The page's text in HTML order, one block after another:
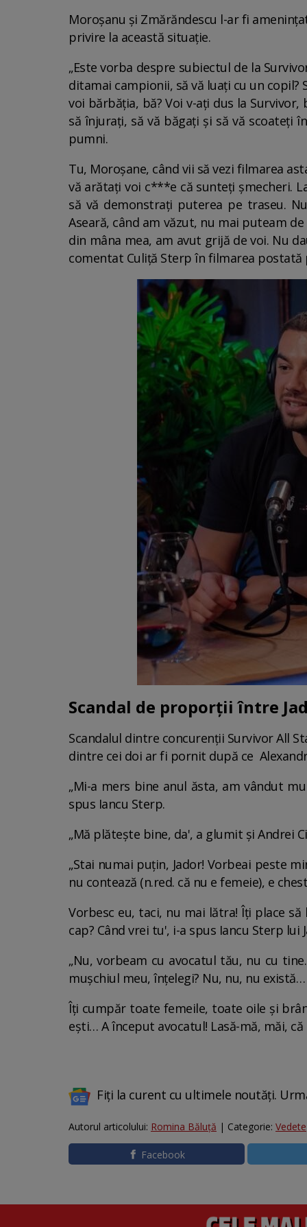
Moroșanu și Zmărăndescu l-ar fi
privire la această situație.
„Este vorba despre subiectul de la
ditamai campionii, să vă luați cu un copil?
voi bărbăția, bă? Voi v-ați dus la
să înjurați, să vă băgați și să vă scoateți
pumni.
Tu, Moroșane, când vii să vezi filmarea
vă arătați voi c***e că sunteți șmecheri.
să vă demonstrați puterea pe traseu.
Aseară, când am văzut, nu mai puteam
din mâna mea, am avut grijă de voi. Nu
comentat Culiță Sterp în filmarea postată
Scandal de proporții între
Scandalul dintre concurenții Survivor All
dintre cei doi ar fi pornit după ce
„Mi-a mers bine anul ăsta, am vândut
spus Iancu Sterp.
„Mă plătește bine, da', a glumit și Andrei
„Stai numai puțin, Jador! Vorbeai peste
nu contează (n.red. că nu e femeie), e
Vorbesc eu, taci, nu mai lătra! Îți place
cap? Când vrei tu', i-a spus Iancu Sterp lui
„Nu, vorbeam cu avocatul tău, nu cu
mușchiul meu, înțelegi? Nu, nu, nu
Îți cumpăr toate femeile, toate oile și
ești… A început avocatul! Lasă-mă, măi,
Fiți la curent cu ultimele noutăți.
Autorul articolului: Romina Băluță | Categorie: Vedete
Facebook